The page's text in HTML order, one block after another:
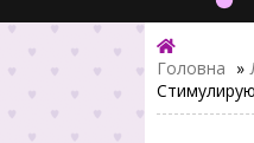
Головна »